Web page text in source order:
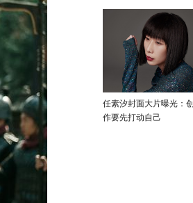
任素汐封面大片曝光：创
作要先打动自己